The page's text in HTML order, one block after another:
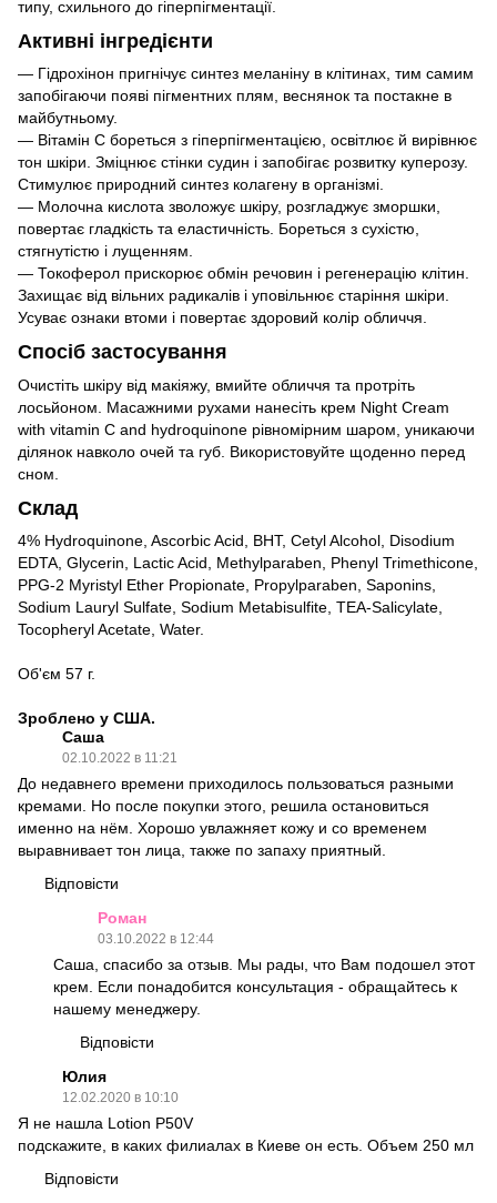
типу, схильного до гіперпігментації.
Активні інгредієнти
— Гідрохінон пригнічує синтез меланіну в клітинах, тим самим
запобігаючи появі пігментних плям, веснянок та постакне в
майбутньому.
— Вітамін C бореться з гіперпігментацією, освітлює й вирівнює
тон шкіри. Зміцнює стінки судин і запобігає розвитку куперозу.
Стимулює природний синтез колагену в організмі.
— Молочна кислота зволожує шкіру, розгладжує зморшки,
повертає гладкість та еластичність. Бореться з сухістю,
стягнутістю і лущенням.
— Токоферол прискорює обмін речовин і регенерацію клітин.
Захищає від вільних радикалів і уповільнює старіння шкіри.
Усуває ознаки втоми і повертає здоровий колір обличчя.
Спосіб застосування
Очистіть шкіру від макіяжу, вмийте обличчя та протріть
лосьйоном. Масажними рухами нанесіть крем Night Cream
with vitamin C and hydroquinone рівномірним шаром, уникаючи
ділянок навколо очей та губ. Використовуйте щоденно перед
сном.
Склад
4% Hydroquinone, Ascorbic Acid, BHT, Cetyl Alcohol, Disodium
EDTA, Glycerin, Lactic Acid, Methylparaben, Phenyl Trimethicone,
PPG-2 Myristyl Ether Propionate, Propylparaben, Saponins,
Sodium Lauryl Sulfate, Sodium Metabisulfite, TEA-Salicylate,
Tocopheryl Acetate, Water.
Об'єм 57 г.
Зроблено у США.
Саша
02.10.2022 в 11:21
До недавнего времени приходилось пользоваться разными
кремами. Но после покупки этого, решила остановиться
именно на нём. Хорошо увлажняет кожу и со временем
выравнивает тон лица, также по запаху приятный.
Відповісти
Роман
03.10.2022 в 12:44
Саша, спасибо за отзыв. Мы рады, что Вам подошел этот
крем. Если понадобится консультация - обращайтесь к
нашему менеджеру.
Відповісти
Юлия
12.02.2020 в 10:10
Я не нашла Lotion P50V
подскажите, в каких филиалах в Киеве он есть. Объем 250 мл
Відповісти